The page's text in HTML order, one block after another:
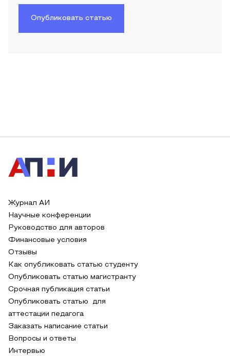
Опубликовать статью
Журнал АИ
Научные конференции
Руководство для авторов
Финансовые условия
Отзывы
Как опубликовать статью студенту
Опубликовать статью магистранту
Срочная публикация статьи
Опубликовать статью для
аттестации педагога
Заказать написание статьи
Вопросы и ответы
Интервью